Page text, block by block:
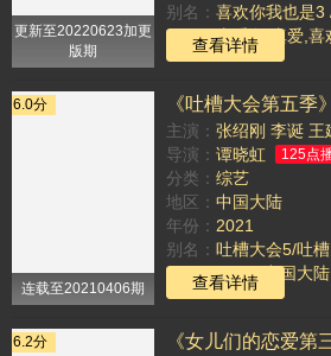
更新至20220623加更
版期
别名： 喜欢你我也是3 / 喜欢你
TAG：真爱岛,真爱,喜欢,彼此
查看详情
6.0分
连载至20210406期
《吐槽大会第五季
主演： 张绍刚 李诞 王
导演： 谭晓虹 125点
分类： 综艺
地区： 中国大陆
年份： 2021
别名： 吐槽大会5/吐
TAG：2021 ,中国大陆,汉语普通话,正片,综艺,吐槽大会5,
查看详情
6.2分